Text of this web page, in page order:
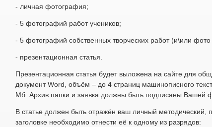
- личная фотография;
- 5 фотографий работ учеников;
- 5 фотографий собственных творческих работ (и\или
- презентационная статья.
Презентационная статья будет выложена на сайте для
документ Word, объём – до 4 страниц машинописного
Мб. Архив папки и заявка должны быть подписаны Вашей
В статье должен быть отражён ваш личный методический,
заголовке необходимо отнести её к одному из разрядов: